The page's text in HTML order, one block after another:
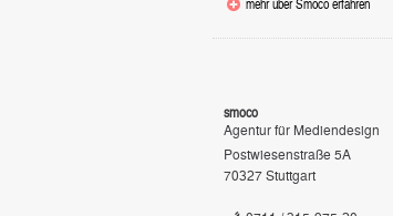
smoco
Agentur für Mediendesign
Postwiesenstraße 5A
70327Stuttgart